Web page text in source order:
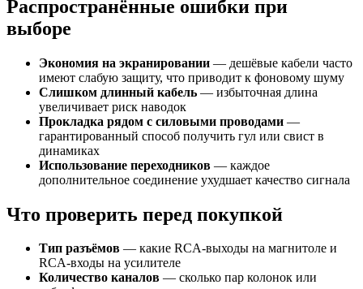
Распространённые ошибки при
выборе
Экономия на экранировании — дешёвые кабели часто
имеют слабую защиту, что приводит к фоновому шуму
Слишком длинный кабель — избыточная длина
увеличивает риск наводок
Прокладка рядом с силовыми проводами —
гарантированный способ получить гул или свист в
динамиках
Использование переходников — каждое
дополнительное соединение ухудшает качество сигнала
Что проверить перед покупкой
Тип разъёмов — какие RCA-выходы на магнитоле и
RCA-входы на усилителе
Количество каналов — сколько пар колонок или